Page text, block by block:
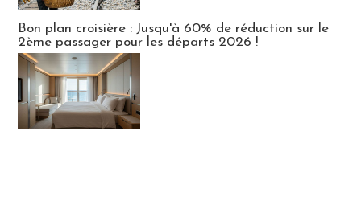
Bon plan croisière : Jusqu'à 60% de réduction sur le
2ème passager pour les départs 2026 !